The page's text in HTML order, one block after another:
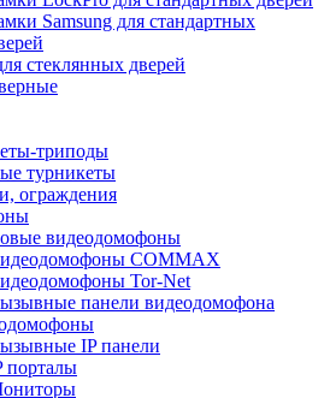
Samsung для стандартных
стеклянных дверей
триподы
турникеты
ограждения
видеодомофоны
COMMAX
Tor-Net
панели видеодомофона
IP панели
порталы